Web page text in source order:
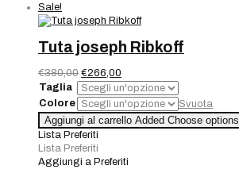
Sale!
Tuta joseph Ribkoff
€380,00 Il
prezzo
originale
era:
€380,00.
€266,00
prezzo
attuale
è:
€266,00.
Taglia
Colore
Svuota
Tuta
joseph
Ribkoff
quantità
Aggiungi al carrello Added Choose options
Lista Preferiti
Lista Preferiti
Aggiungi a Preferiti